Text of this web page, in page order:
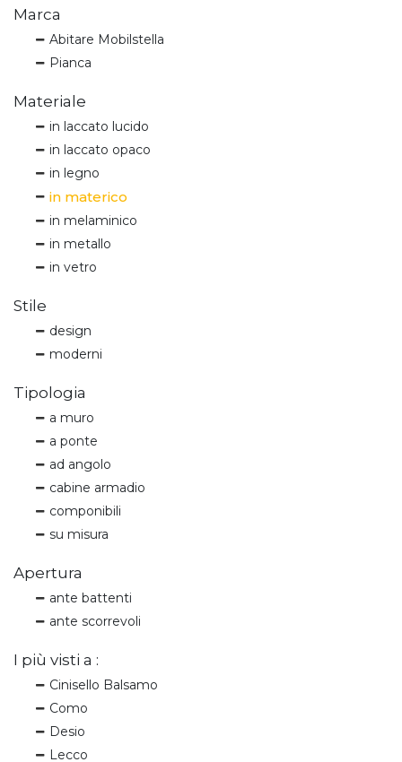
Marca
Abitare Mobilstella
Pianca
Materiale
in laccato lucido
in laccato opaco
in legno
in materico
in melaminico
in metallo
in vetro
Stile
design
moderni
Tipologia
a muro
a ponte
ad angolo
cabine armadio
componibili
su misura
Apertura
ante battenti
ante scorrevoli
I più visti a :
Cinisello Balsamo
Como
Desio
Lecco